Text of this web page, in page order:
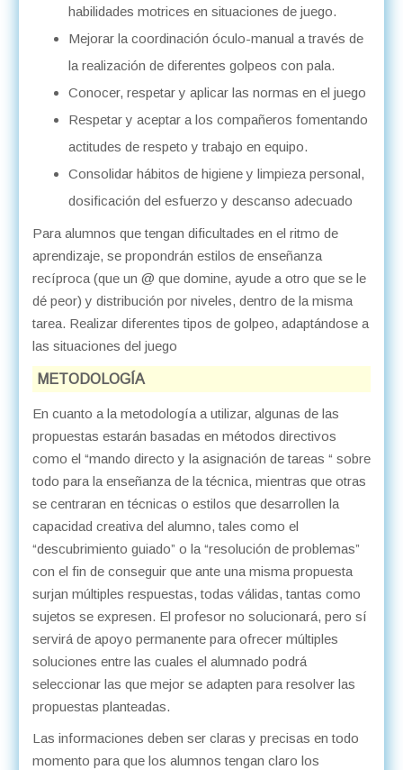
habilidades motrices en situaciones de juego.
Mejorar la coordinación óculo-manual a través de
la realización de diferentes golpeos con pala.
Conocer, respetar y aplicar las normas en el juego
Respetar y aceptar a los compañeros fomentando
actitudes de respeto y trabajo en equipo.
Consolidar hábitos de higiene y limpieza personal,
dosificación del esfuerzo y descanso adecuado
Para alumnos que tengan dificultades en el ritmo de
aprendizaje, se propondrán estilos de enseñanza
recíproca (que un @ que domine, ayude a otro que se le
dé peor) y distribución por niveles, dentro de la misma
tarea. Realizar diferentes tipos de golpeo, adaptándose a
las situaciones del juego
METODOLOGÍA
En cuanto a la metodología a utilizar, algunas de las
propuestas estarán basadas en métodos directivos
como el “mando directo y la asignación de tareas “ sobre
todo para la enseñanza de la técnica, mientras que otras
se centraran en técnicas o estilos que desarrollen la
capacidad creativa del alumno, tales como el
“descubrimiento guiado” o la “resolución de problemas”
con el fin de conseguir que ante una misma propuesta
surjan múltiples respuestas, todas válidas, tantas como
sujetos se expresen. El profesor no solucionará, pero sí
servirá de apoyo permanente para ofrecer múltiples
soluciones entre las cuales el alumnado podrá
seleccionar las que mejor se adapten para resolver las
propuestas planteadas.
Las informaciones deben ser claras y precisas en todo
momento para que los alumnos tengan claro los